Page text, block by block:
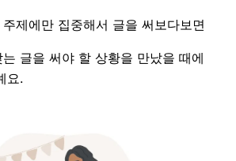
제에만 집중해서 글을 써보다보면
글을 써야 할 상황을 만났을 때에
요.